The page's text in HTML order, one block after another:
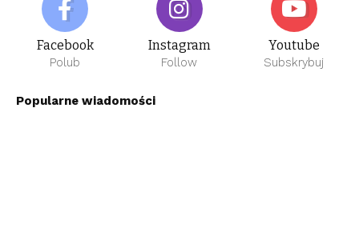
Facebook
Polub
Instagram
Follow
Youtube
Subskrybuj
Popularne wiadomości